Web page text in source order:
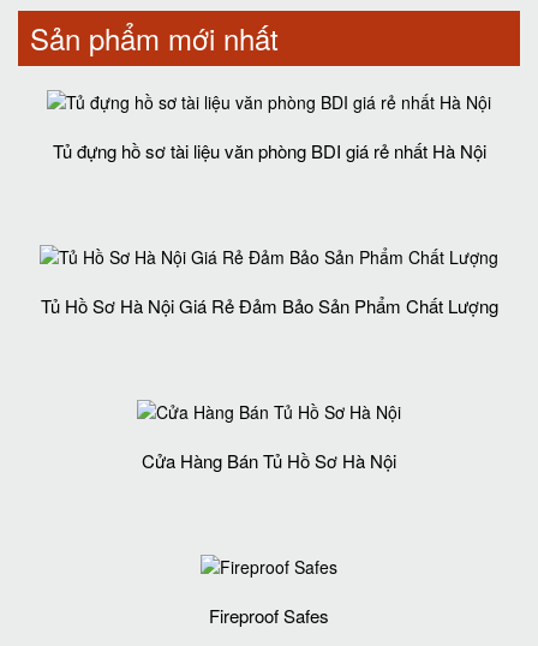
Sản phẩm mới nhất
Tủ đựng hồ sơ tài liệu văn phòng BDI giá rẻ nhất Hà Nội
Tủ Hồ Sơ Hà Nội Giá Rẻ Đảm Bảo Sản Phẩm Chất Lượng‎
Cửa Hàng Bán Tủ Hồ Sơ Hà Nội
Fireproof Safes